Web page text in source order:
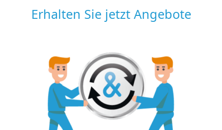
Erhalten Sie jetzt Angebote